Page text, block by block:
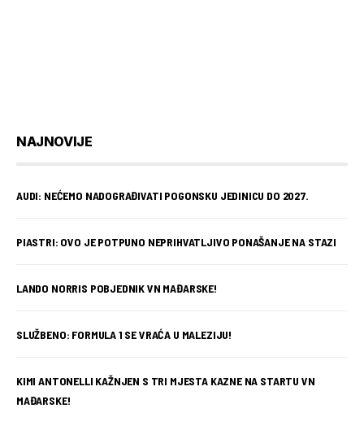
NAJNOVIJE
AUDI: NEĆEMO NADOGRAĐIVATI POGONSKU JEDINICU DO 2027.
PIASTRI: OVO JE POTPUNO NEPRIHVATLJIVO PONAŠANJE NA STAZI
LANDO NORRIS POBJEDNIK VN MAĐARSKE!
SLUŽBENO: FORMULA 1 SE VRAĆA U MALEZIJU!
KIMI ANTONELLI KAŽNJEN S TRI MJESTA KAZNE NA STARTU VN
MAĐARSKE!